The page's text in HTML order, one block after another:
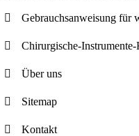
Gebrauchsanweisung für
Chirurgische-
Über uns
Sitemap
Kontakt